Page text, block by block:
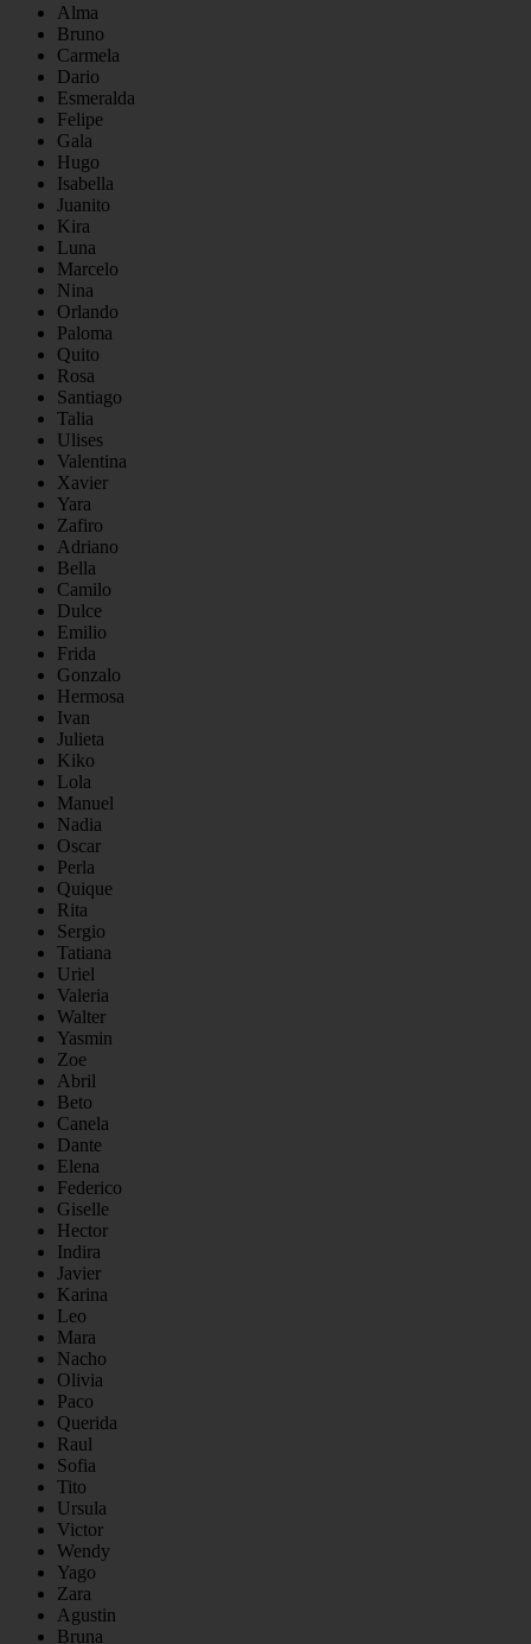
Alma
Bruno
Carmela
Dario
Esmeralda
Felipe
Gala
Hugo
Isabella
Juanito
Kira
Luna
Marcelo
Nina
Orlando
Paloma
Quito
Rosa
Santiago
Talia
Ulises
Valentina
Xavier
Yara
Zafiro
Adriano
Bella
Camilo
Dulce
Emilio
Frida
Gonzalo
Hermosa
Ivan
Julieta
Kiko
Lola
Manuel
Nadia
Oscar
Perla
Quique
Rita
Sergio
Tatiana
Uriel
Valeria
Walter
Yasmin
Zoe
Abril
Beto
Canela
Dante
Elena
Federico
Giselle
Hector
Indira
Javier
Karina
Leo
Mara
Nacho
Olivia
Paco
Querida
Raul
Sofia
Tito
Ursula
Victor
Wendy
Yago
Zara
Agustin
Bruna